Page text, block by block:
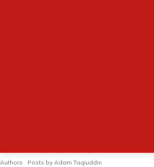
Authors Posts by Adam Taqiuddin